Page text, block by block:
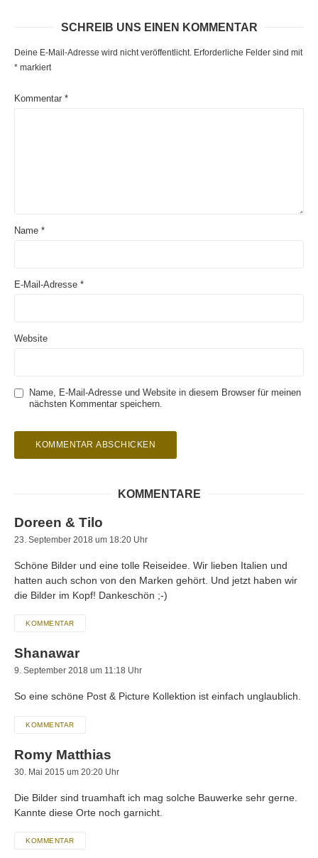
SCHREIB UNS EINEN KOMMENTAR
Deine E-Mail-Adresse wird nicht veröffentlicht. Erforderliche Felder sind mit
* markiert
Kommentar *
Name *
E-Mail-Adresse *
Website
Name, E-Mail-Adresse und Website in diesem Browser für meinen
nächsten Kommentar speichern.
KOMMENTARE
Doreen & Tilo
23. September 2018 um 18:20 Uhr
Schöne Bilder und eine tolle Reiseidee. Wir lieben Italien und
hatten auch schon von den Marken gehört. Und jetzt haben wir
die Bilder im Kopf! Dankeschön ;-)
KOMMENTAR
Shanawar
9. September 2018 um 11:18 Uhr
So eine schöne Post & Picture Kollektion ist einfach unglaublich.
KOMMENTAR
Romy Matthias
30. Mai 2015 um 20:20 Uhr
Die Bilder sind truamhaft ich mag solche Bauwerke sehr gerne.
Kannte diese Orte noch garnicht.
KOMMENTAR